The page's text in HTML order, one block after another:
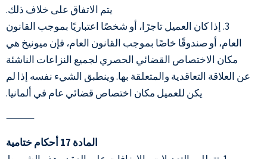
يتم الاتفاق على خلاف ذلك.
3. إذا كان العميل تاجرًا، أو شخصًا اعتباريًا بموجب القانون
العام، أو صندوقًا خاصًا بموجب القانون العام، فإن ميونيخ هي
مكان الاختصاص القضائي الحصري لجميع النزاعات الناشئة
عن العلاقة التعاقدية والمتعلقة بها. وينطبق الشيء نفسه إذا لم
يكن للعميل مكان اختصاص قضائي عام في ألمانيا.
⸻
المادة 17 أحكام ختامية